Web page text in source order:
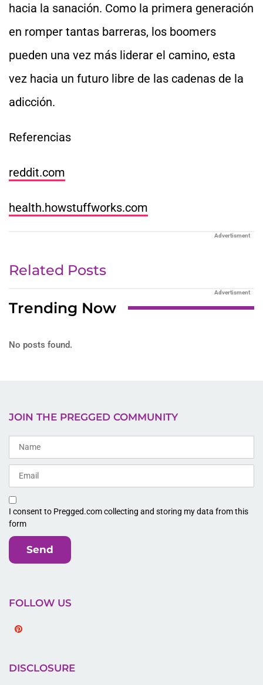
hacia la sanación. Como la primera generación
en romper tantas barreras, los boomers
pueden una vez más liderar el camino, esta
vez hacia un futuro libre de las cadenas de la
adicción.
Referencias
reddit.com
health.howstuffworks.com
Advertisment
Related Posts
Advertisment
Trending Now
No posts found.
JOIN THE PREGGED COMMUNITY
I consent to Pregged.com collecting and storing my data from this
form
Send
FOLLOW US
DISCLOSURE